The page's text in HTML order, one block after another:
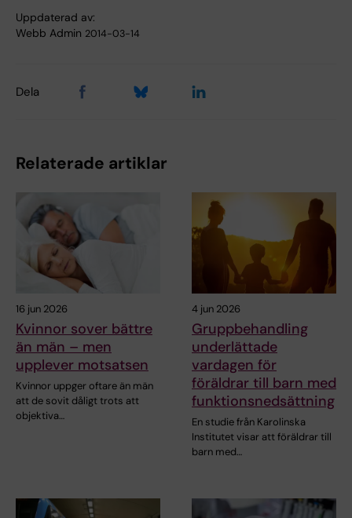
Uppdaterad av:
Webb Admin 2014-03-14
Dela
Relaterade artiklar
16 jun 2026
Kvinnor sover bättre
än män – men
upplever motsatsen
Kvinnor uppger oftare än män
att de sovit dåligt trots att
objektiva…
4 jun 2026
Gruppbehandling
underlättade
vardagen för
föräldrar till barn med
funktionsnedsättning
En studie från Karolinska
Institutet visar att föräldrar till
barn med…